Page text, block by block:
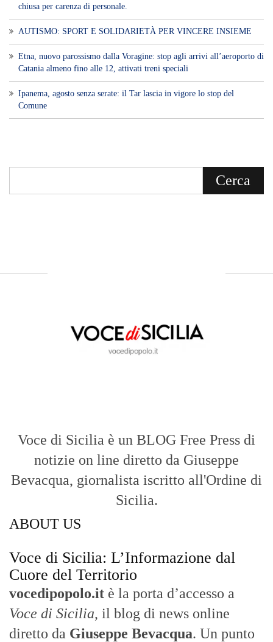
chiusa per carenza di personale.
AUTISMO: SPORT E SOLIDARIETÀ PER VINCERE INSIEME
Etna, nuovo parossismo dalla Voragine: stop agli arrivi all’aeroporto di
Catania almeno fino alle 12, attivati treni speciali
Ipanema, agosto senza serate: il Tar lascia in vigore lo stop del
Comune
Voce di Sicilia è un BLOG Free Press di
notizie on line diretto da Giuseppe
Bevacqua, giornalista iscritto all'Ordine di
Sicilia.
ABOUT US
Voce di Sicilia: L’Informazione dal
Cuore del Territorio
vocedipopolo.it è la porta d’accesso a
Voce di Sicilia, il blog di news online
diretto da Giuseppe Bevacqua. Un punto